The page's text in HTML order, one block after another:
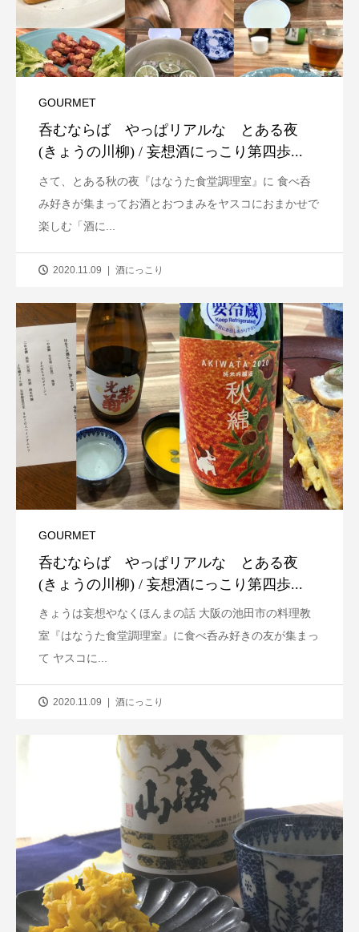
GOURMET
呑むならば やっぱリアルな とある夜
(きょうの川柳) / 妄想酒にっこり第四歩...
さて、とある秋の夜『はなうた食堂調理室』に 食べ呑
み好きが集まってお酒とおつまみをヤスコにおまかせで
楽しむ「酒に...
2020.11.09 酒にっこり
GOURMET
呑むならば やっぱリアルな とある夜
(きょうの川柳) / 妄想酒にっこり第四歩...
きょうは妄想やなくほんまの話 大阪の池田市の料理教
室『はなうた食堂調理室』に食べ呑み好きの友が集まっ
て ヤスコに...
2020.11.09 酒にっこり